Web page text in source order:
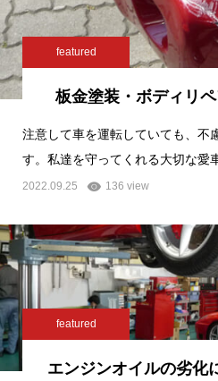
featured
板金塗装・ボディリペ
注意して車を運転していても、不
す。私達を守ってくれる大切な愛
2022.09.25 136 view
featured
エンジンオイルの劣化